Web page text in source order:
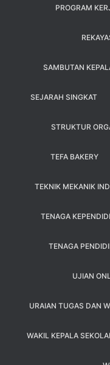
PROGRAM
SAMBUTAN
SEJARAH SINGKAT
STRUKTUR
TEFA BAKERY
TEKNIK MEKANIK
TENAGA
TENAGA
UJIAN
URAIAN TUGAS DAN
WAKIL KEPALA